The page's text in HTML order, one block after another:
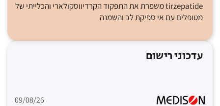
tirzepatide משפרת את התפקוד הקרדיווסקולארי והכלייתי של
מטופלים עם אי ספיקת לב והשמנה
עדכוני רישום
09/08/26